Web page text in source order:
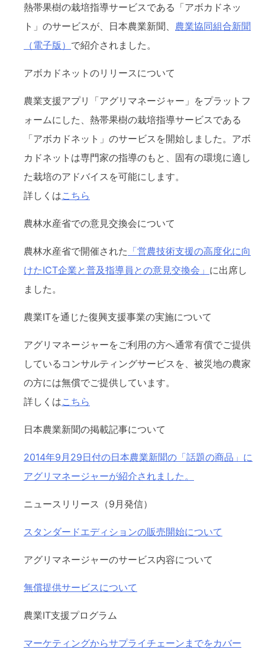
熱帯果樹の栽培指導サービスである「アボカドネッ
ト」のサービスが、日本農業新聞、 農業協同組合新聞
（電子版） で紹介されました。
アボカドネットのリリースについて
農業支援アプリ「アグリマネージャー」をプラットフ
ォームにした、熱帯果樹の栽培指導サービスである
「アボカドネット」のサービスを開始しました。アボ
カドネットは専門家の指導のもと、固有の環境に適し
た栽培のアドバイスを可能にします。
詳しくはこちら
農林水産省での意見交換会について
農林水産省で開催された 「営農技術支援の高度化に向
けたICT企業と普及指導員との意見交換会」 に出席し
ました。
農業ITを通じた復興支援事業の実施について
アグリマネージャーをご利用の方へ通常有償でご提供
しているコンサルティングサービスを、被災地の農家
の方には無償でご提供しています。
詳しくはこちら
日本農業新聞の掲載記事について
2014年9月29日付の日本農業新聞の「話題の商品」に
アグリマネージャーが紹介されました。
ニュースリリース（9月発信）
スタンダードエディションの販売開始について
アグリマネージャーのサービス内容について
無償提供サービスについて
農業IT支援プログラム
マーケティングからサプライチェーンまでをカバー